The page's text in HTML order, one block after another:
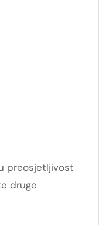
preosjetljivost
druge